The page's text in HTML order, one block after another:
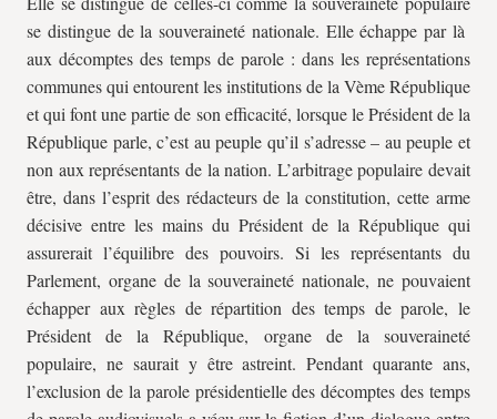
se distingue de la souveraineté nationale. Elle échappe par là
aux décomptes des temps de parole : dans les représentations
communes qui entourent les institutions de la Vème République
et qui font une partie de son efficacité, lorsque le Président de la
République parle, c’est au peuple qu’il s’adresse – au peuple et
non aux représentants de la nation. L’arbitrage populaire devait
être, dans l’esprit des rédacteurs de la constitution, cette arme
décisive entre les mains du Président de la République qui
assurerait l’équilibre des pouvoirs. Si les représentants du
Parlement, organe de la souveraineté nationale, ne pouvaient
échapper aux règles de répartition des temps de parole, le
Président de la République, organe de la souveraineté
populaire, ne saurait y être astreint. Pendant quarante ans,
l’exclusion de la parole présidentielle des décomptes des temps